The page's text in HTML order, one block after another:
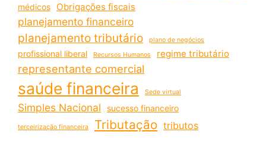
médicos
Obrigações fiscais
planejamento financeiro
planejamento tributário plano de negócios
profissional liberal Recursos Humanos regime tributário
representante comercial
saúde financeira Sede virtual
Simples Nacional sucesso financeiro
terceirização financeira Tributação tributos